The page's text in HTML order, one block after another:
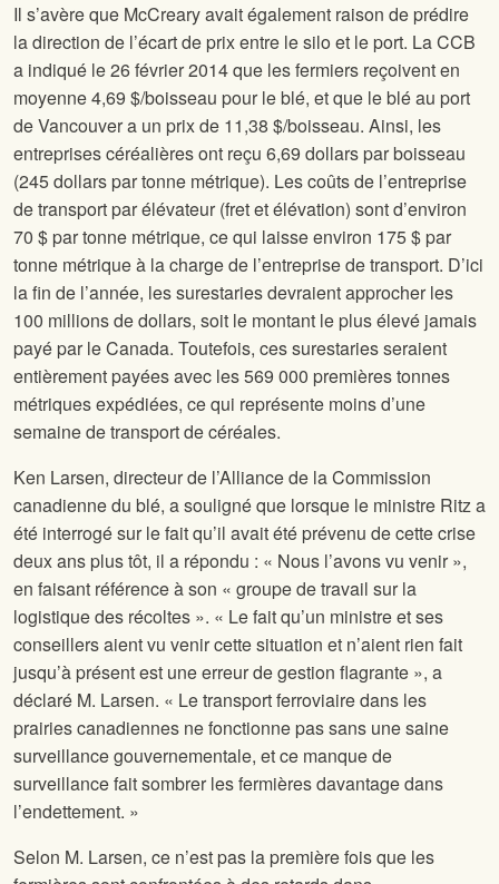
Il s’avère que McCreary avait également raison de prédire
la direction de l’écart de prix entre le silo et le port. La CCB
a indiqué le 26 février 2014 que les fermiers reçoivent en
moyenne 4,69 $/boisseau pour le blé, et que le blé au port
de Vancouver a un prix de 11,38 $/boisseau. Ainsi, les
entreprises céréalières ont reçu 6,69 dollars par boisseau
(245 dollars par tonne métrique). Les coûts de l’entreprise
de transport par élévateur (fret et élévation) sont d’environ
70 $ par tonne métrique, ce qui laisse environ 175 $ par
tonne métrique à la charge de l’entreprise de transport. D’ici
la fin de l’année, les surestaries devraient approcher les
100 millions de dollars, soit le montant le plus élevé jamais
payé par le Canada. Toutefois, ces surestaries seraient
entièrement payées avec les 569 000 premières tonnes
métriques expédiées, ce qui représente moins d’une
semaine de transport de céréales.
Ken Larsen, directeur de l’Alliance de la Commission
canadienne du blé, a souligné que lorsque le ministre Ritz a
été interrogé sur le fait qu’il avait été prévenu de cette crise
deux ans plus tôt, il a répondu : « Nous l’avons vu venir »,
en faisant référence à son « groupe de travail sur la
logistique des récoltes ». « Le fait qu’un ministre et ses
conseillers aient vu venir cette situation et n’aient rien fait
jusqu’à présent est une erreur de gestion flagrante », a
déclaré M. Larsen. « Le transport ferroviaire dans les
prairies canadiennes ne fonctionne pas sans une saine
surveillance gouvernementale, et ce manque de
surveillance fait sombrer les fermières davantage dans
l’endettement. »
Selon M. Larsen, ce n’est pas la première fois que les